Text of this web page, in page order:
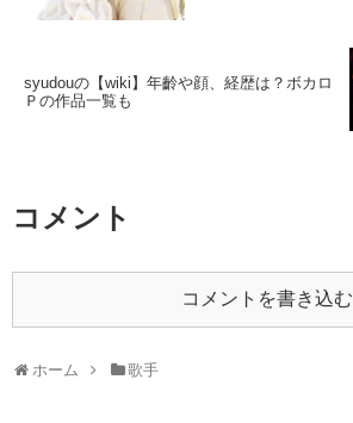
syudouの【wiki】年齡や顔、経歴は？ボカロ
Ｐの作品一覧も
コメント
コメントを書き込む
ホーム 歌手